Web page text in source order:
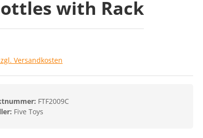
with Rack
Versandkosten
FTF2009C
Five Toys